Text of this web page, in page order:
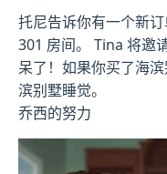
托尼告诉你有一个新
301 房间。 Tina 将邀
呆了！如果你买了海
滨别墅睡觉。
乔西的努力